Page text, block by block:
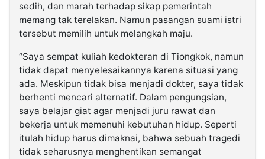
sedih, dan marah terhadap sikap pemerintah
memang tak terelakan. Namun pasangan suami istri
tersebut memilih untuk melangkah maju.
“Saya sempat kuliah kedokteran di Tiongkok, namun
tidak dapat menyelesaikannya karena situasi yang
ada. Meskipun tidak bisa menjadi dokter, saya tidak
berhenti mencari alternatif. Dalam pengungsian,
saya belajar giat agar menjadi juru rawat dan
bekerja untuk memenuhi kebutuhan hidup. Seperti
itulah hidup harus dimaknai, bahwa sebuah tragedi
tidak seharusnya menghentikan semangat